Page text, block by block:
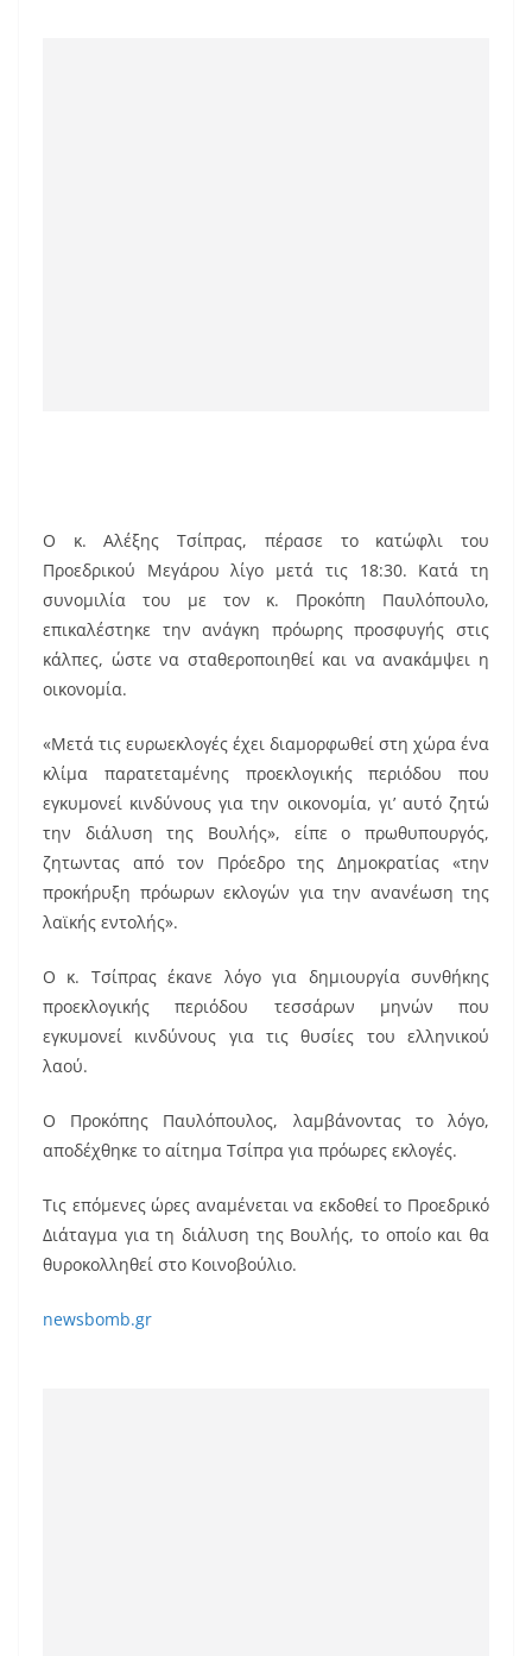
Ο κ. Αλέξης Τσίπρας, πέρασε το κατώφλι του
Προεδρικού Μεγάρου λίγο μετά τις 18:30. Κατά τη
συνομιλία του με τον κ. Προκόπη Παυλόπουλο,
επικαλέστηκε την ανάγκη πρόωρης προσφυγής στις
κάλπες, ώστε να σταθεροποιηθεί και να ανακάμψει η
οικονομία.
«Μετά τις ευρωεκλογές έχει διαμορφωθεί στη χώρα ένα
κλίμα παρατεταμένης προεκλογικής περιόδου που
εγκυμονεί κινδύνους για την οικονομία, γι’ αυτό ζητώ
την διάλυση της Βουλής», είπε ο πρωθυπουργός,
ζητωντας από τον Πρόεδρο της Δημοκρατίας «την
προκήρυξη πρόωρων εκλογών για την ανανέωση της
λαϊκής εντολής».
Ο κ. Τσίπρας έκανε λόγο για δημιουργία συνθήκης
προεκλογικής περιόδου τεσσάρων μηνών που
εγκυμονεί κινδύνους για τις θυσίες του ελληνικού
λαού.
Ο Προκόπης Παυλόπουλος, λαμβάνοντας το λόγο,
αποδέχθηκε το αίτημα Τσίπρα για πρόωρες εκλογές.
Τις επόμενες ώρες αναμένεται να εκδοθεί το Προεδρικό
Διάταγμα για τη διάλυση της Βουλής, το οποίο και θα
θυροκολληθεί στο Κοινοβούλιο.
newsbomb.gr